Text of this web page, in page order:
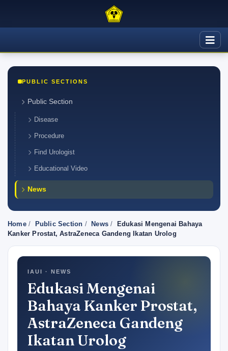
PUBLIC SECTIONS
Public Section
Disease
Procedure
Find Urologist
Educational Video
News
Home/ Public Section /News / Edukasi Mengenai Bahaya
Kanker Prostat, AstraZeneca Gandeng Ikatan Urolog
IAUI · NEWS
Edukasi Mengenai
Bahaya Kanker Prostat,
AstraZeneca Gandeng
Ikatan Urolog